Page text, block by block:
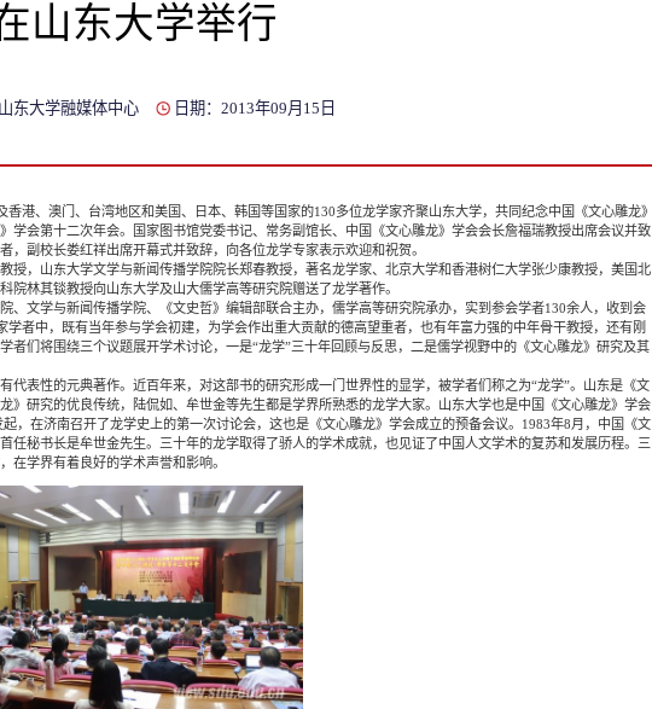
山东大学举行
东大学融媒体中心 日期：2013年09月15日
、澳门、台湾地区和美国、日本、韩国等国家的130多位龙学家齐聚山东大学，共同纪念中国《文心雕龙》
学会第十二次年会。国家图书馆党委书记、常务副馆长、中国《文心雕龙》学会会长詹福瑞教授出席会议并致
副校长娄红祥出席开幕式并致辞，向各位龙学专家表示欢迎和祝贺。
，山东大学文学与新闻传播学院院长郑春教授，著名龙学家、北京大学和香港树仁大学张少康教授，美国北
林其锬教授向山东大学及山大儒学高等研究院赠送了龙学著作。
文学与新闻传播学院、《文史哲》编辑部联合主办，儒学高等研究院承办，实到参会学者130余人，收到会
者中，既有当年参与学会初建，为学会作出重大贡献的德高望重者，也有年富力强的中年骨干教授，还有刚
者们将围绕三个议题展开学术讨论，一是“龙学”三十年回顾与反思，二是儒学视野中的《文心雕龙》研究及其
表性的元典著作。近百年来，对这部书的研究形成一门世界性的显学，被学者们称之为“龙学”。山东是《文
》研究的优良传统，陆侃如、牟世金等先生都是学界所熟悉的龙学大家。山东大学也是中国《文心雕龙》学会
，在济南召开了龙学史上的第一次讨论会，这也是《文心雕龙》学会成立的预备会议。1983年8月，中国《文
任秘书长是牟世金先生。三十年的龙学取得了骄人的学术成就，也见证了中国人文学术的复苏和发展历程。三
在学界有着良好的学术声誉和影响。